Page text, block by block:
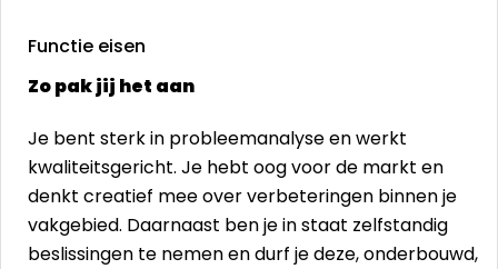
Functie eisen
Zo pak jij het aan
Je bent sterk in probleemanalyse en werkt
kwaliteitsgericht. Je hebt oog voor de markt en
denkt creatief mee over verbeteringen binnen je
vakgebied. Daarnaast ben je in staat zelfstandig
beslissingen te nemen en durf je deze, onderbouwd,